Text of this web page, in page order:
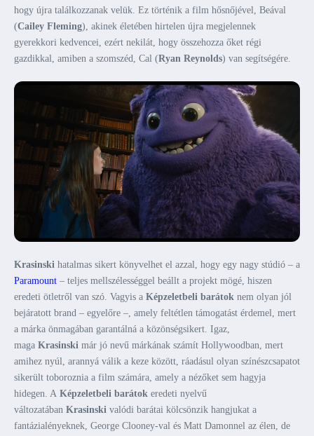
hogy újra találkozzanak velük. Ez történik a film hősnőjével, Beával
(Cailey Fleming), akinek életében hirtelen újra megjelennek
gyerekkori kedvencei, ezért nekilát, hogy összehozza őket régi
gazdikkal, amiben a szomszéd, Cal (Ryan Reynolds) van segítségére.
Krasinski hatalmas sikert könyvelhet el azzal, hogy egy nagy stúdió – a
Paramount – teljes mellszélességgel beállt a projekt mögé, hiszen
eredeti ötletről van szó. Vagyis a Képzeletbeli barátok nem olyan jól
bejáratott brand – egyelőre –, amely feltétlen támogatást érdemel, mert
a márka önmagában garantálná a közönségsikert. Igaz,
maga Krasinski már jó nevű márkának számít Hollywoodban, mert
amihez nyúl, arannyá válik a keze között, ráadásul olyan színészcsapatot
sikerült toboroznia a film számára, amely a nézőket sem hagyja
hidegen. A Képzeletbeli barátok eredeti nyelvű
változatában Krasinski valódi barátai kölcsönzik hangjukat a
fantázialényeknek, George Clooney-val és Matt Damonnel az élen, de